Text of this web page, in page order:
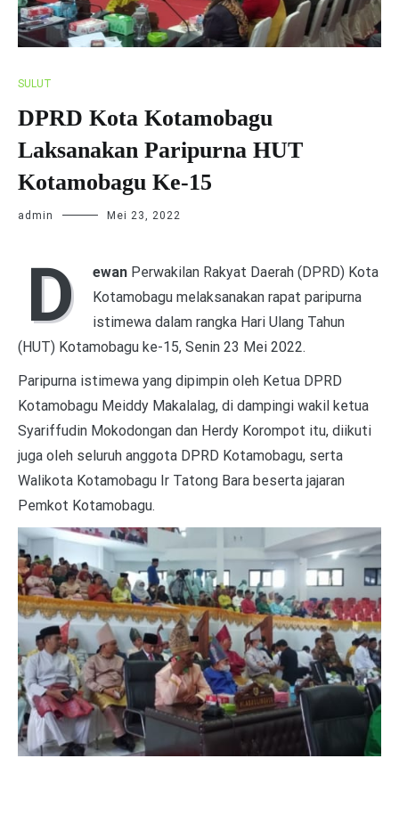
SULUT
DPRD Kota Kotamobagu
Laksanakan Paripurna HUT
Kotamobagu Ke-15
admin Mei 23, 2022
D ewan Perwakilan Rakyat Daerah (DPRD) Kota
Kotamobagu melaksanakan rapat paripurna
istimewa dalam rangka Hari Ulang Tahun
(HUT) Kotamobagu ke-15, Senin 23 Mei 2022.
Paripurna istimewa yang dipimpin oleh Ketua DPRD
Kotamobagu Meiddy Makalalag, di dampingi wakil ketua
Syariffudin Mokodongan dan Herdy Korompot itu, diikuti
juga oleh seluruh anggota DPRD Kotamobagu, serta
Walikota Kotamobagu Ir Tatong Bara beserta jajaran
Pemkot Kotamobagu.